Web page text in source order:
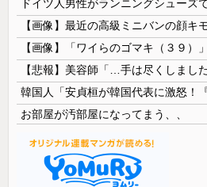
【画像】最近の高級ミニバンの顔キ
【画像】「ワイらのゴマキ（３９）」
【悲報】美容師「…手は尽くしま
お部屋が汚部屋になってまう、、